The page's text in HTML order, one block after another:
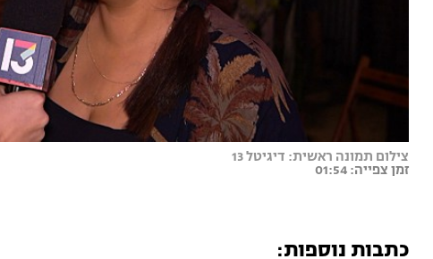
צילום תמונה ראשית: דיגיטל 13
זמן צפייה: 01:54
כתבות נוספות: